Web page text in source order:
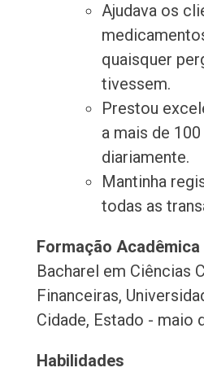
Ajudava os
quaisquer
tivessem.
Prestou
a mais de
diariamente.
Mantinha
todas as
Formação Acadêmica
Bacharel em Ciências
Financeiras,
Cidade, Estado - maio
Habilidades